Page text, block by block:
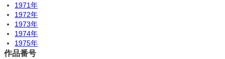
1971年
1972年
1973年
1974年
1975年
作品番号